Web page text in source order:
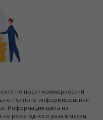
не носит коммерческий
полного информирования
Информация взята из
не реже одного раза в месяц.